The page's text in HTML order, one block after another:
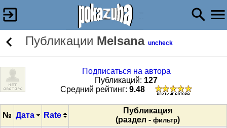
Публикации Melsana uncheck
Подписаться на автора
Публикаций: 127
Cредний рейтинг: 9.48
№ Дата Rate
Публикация
(раздел - фильтр)